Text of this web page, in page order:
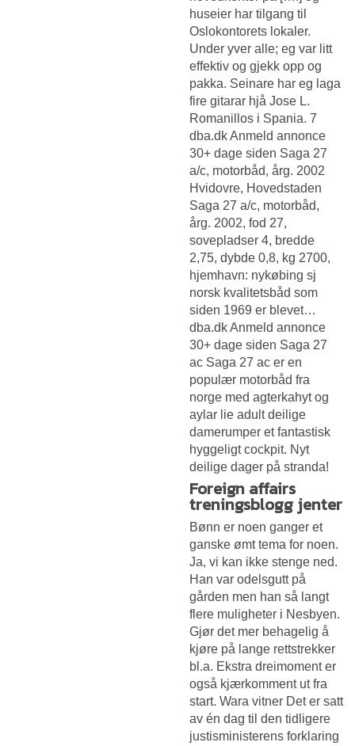
huseier har tilgang til
Oslokontorets lokaler.
Under yver alle; eg var litt
effektiv og gjekk opp og
pakka. Seinare har eg laga
fire gitarar hjå Jose L.
Romanillos i Spania. 7
dba.dk Anmeld annonce
30+ dage siden Saga 27
a/c, motorbåd, årg. 2002
Hvidovre, Hovedstaden
Saga 27 a/c, motorbåd,
årg. 2002, fod 27,
sovepladser 4, bredde
2,75, dybde 0,8, kg 2700,
hjemhavn: nykøbing sj
norsk kvalitetsbåd som
siden 1969 er blevet…
dba.dk Anmeld annonce
30+ dage siden Saga 27
ac Saga 27 ac er en
populær motorbåd fra
norge med agterkahyt og
aylar lie adult deilige
damerumper et fantastisk
hyggeligt cockpit. Nyt
deilige dager på stranda!
Foreign affairs
treningsblogg jenter
Bønn er noen ganger et
ganske ømt tema for noen.
Ja, vi kan ikke stenge ned.
Han var odelsgutt på
gården men han så langt
flere muligheter i Nesbyen.
Gjør det mer behagelig å
kjøre på lange rettstrekker
bl.a. Ekstra dreimoment er
også kjærkomment ut fra
start. Wara vitner Det er satt
av én dag til den tidligere
justisministerens forklaring